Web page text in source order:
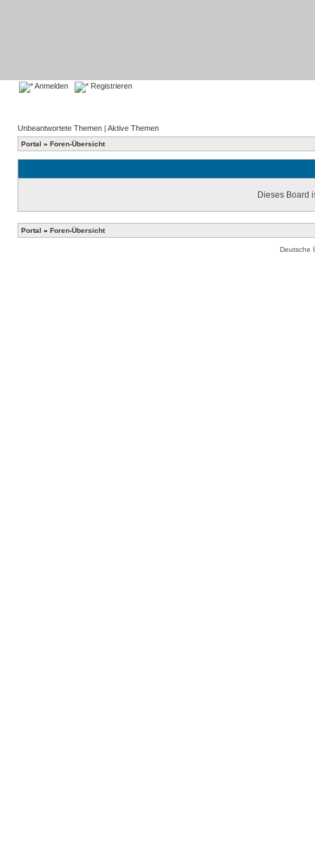
Anmelden Registrieren
Unbeantwortete Themen | Aktive Themen
Portal » Foren-Übersicht
Dieses Board
Portal » Foren-Übersicht
Deutsche